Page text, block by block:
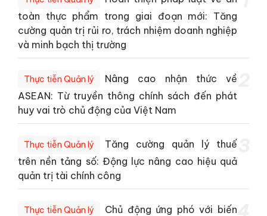
toàn thực phẩm trong giai đoạn mới: Tăng
cường quản trị rủi ro, trách nhiệm doanh nghiệp
và minh bạch thị trường
Thực tiễn Quản lý
Nâng cao nhận thức về
ASEAN: Từ truyền thông chính sách đến phát
huy vai trò chủ động của Việt Nam
Thực tiễn Quản lý
Tăng cường quản lý thuế
trên nền tảng số: Động lực nâng cao hiệu quả
quản trị tài chính công
Thực tiễn Quản lý
Chủ động ứng phó với biến